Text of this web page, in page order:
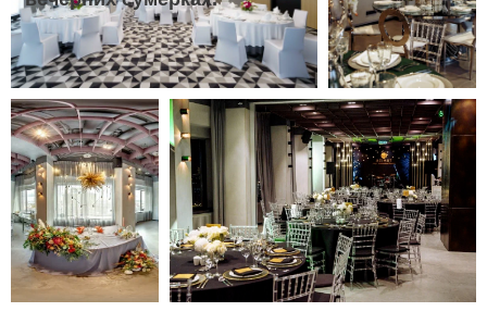
Профессиональные кондитеры и повара во
главе с шефом умеют совместить эстетику
и вкус, создавая блюда из натуральных
свежих продуктов. Меню каждого
торжества будет уникальным —
молодожены могут сами выбрать
понравившиеся блюда, не ограничиваясь
стандартным «пакетом». Кондитеры AZIMUT
Смоленская поддержат самые смелые идеи
для свадебного торта, а опыт и